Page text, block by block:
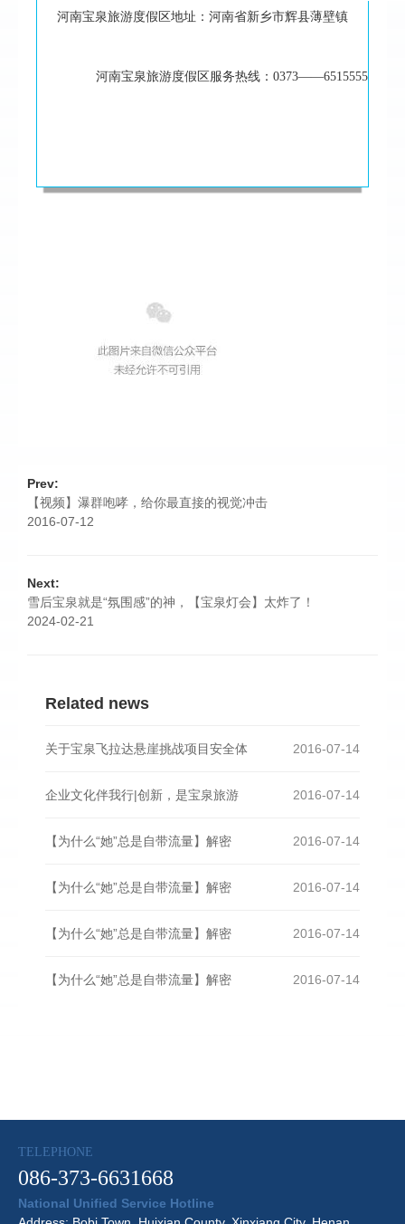
河南宝泉旅游度假区地址：河南省新乡市辉县薄壁镇
Prev:
【视频】瀑群咆哮，给你最直接的视觉冲击
2016-07-12
Next:
雪后宝泉就是“氛围感”的神，【宝泉灯会】太炸了！
2024-02-21
Related news
2016-07-14
关于宝泉飞拉达悬崖挑战项目安全体
2016-07-14
企业文化伴我行|创新，是宝泉旅游
2016-07-14
【为什么“她”总是自带流量】解密
2016-07-14
【为什么“她”总是自带流量】解密
2016-07-14
【为什么“她”总是自带流量】解密
2016-07-14
【为什么“她”总是自带流量】解密
TELEPHONE
086-373-6631668
National Unified Service Hotline